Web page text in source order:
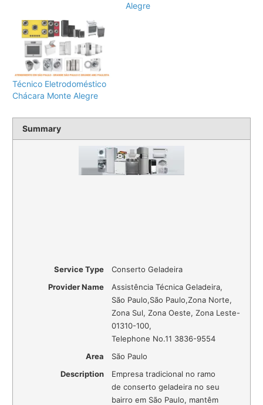
Alegre
Técnico Eletrodoméstico
Chácara Monte Alegre
Summary
Service Type
Conserto Geladeira
Provider Name
Assistência Técnica Geladeira,
São Paulo,São Paulo,Zona Norte,
Zona Sul, Zona Oeste, Zona Leste-
01310-100,
Telephone No.11 3836-9554
Area
São Paulo
Description
Empresa tradicional no ramo
de conserto geladeira no seu
bairro em São Paulo, mantêm